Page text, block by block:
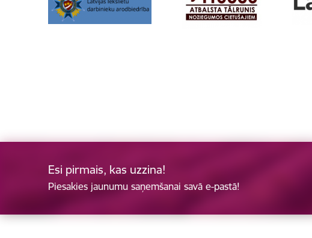
Esi pirmais, kas uzzina!
Piesakies jaunumu saņemšanai savā e-pastā!